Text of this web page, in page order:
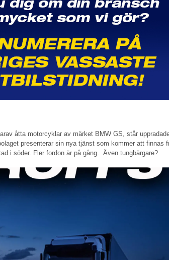
åtta motorcyklar av märket BMW GS, står
presenterar sin nya tjänst som kommer att finnas
i söder. Fler fordon är på gång. Även tungbärgare?